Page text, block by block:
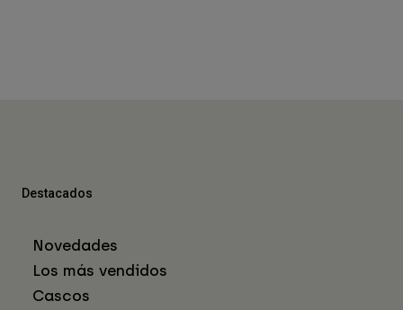
Destacados
Novedades
Los más vendidos
Cascos